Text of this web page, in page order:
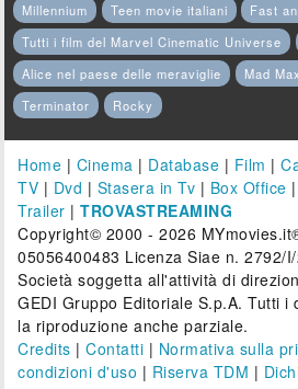
Millennium
Teen movie italiani
Fast
Tutti i film del Marvel Cinematic Universe
Alice nel paese delle meraviglie
Mad Max
Terminator
Rocky
Home | Cinema | Database | Film |
TV | Dvd | Stasera in Tv | Box Office |
Trailer |TROVASTREAMING
Copyright© 2000 - 2026
05056400483 Licenza Siae n. 2792/
Società soggetta all'attività di
GEDI Gruppo Editoriale S.p.A. Tutti
la riproduzione anche parziale.
Credits |Contatti | Normativa sulla
condizioni d'uso | Riserva TDM |